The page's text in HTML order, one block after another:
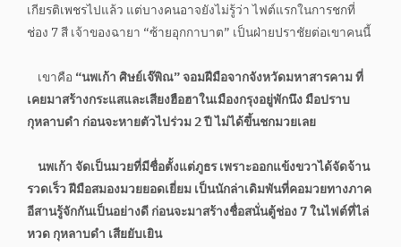
เกียรติเพชรไปแล้ว แต่บางคนอาจยังไม่รู้ว่า ไฟต์แรกในการชกที่
ช่อง 7 สี เจ้าของฉายา “ซ้ายอุกกาบาต” เป็นฝ่ายปราชัยต่อเขาคนนี้
เขาคือ “นพเก้า ศิษย์เจ๊พิณ” จอมฝีมือจากจังหวัดมหาสารคาม ที่
เคยมาสร้างกระแสและเสียงฮือฮาในเมืองกรุงอยู่พักนึง มือปราบ
กุหลาบดำ ก่อนจะหายตัวไปร่วม 2 ปี ไม่ได้ขึ้นชกมวยเลย
นพเก้า จัดเป็นมวยที่มีชื่อตั้งแต่ภูธร เพราะออกแข้งขวาได้จัดจ้าน
รวดเร็ว ฝีมือสมองมวยยอดเยี่ยม เป็นนักล่าเดิมพันที่คอมวยทางภาค
อีสานรู้จักกันเป็นอย่างดี ก่อนจะมาสร้างชื่อสนั่นตู้ช่อง 7 ในไฟต์ที่ไล่
หวด กุหลาบดำ เสียยับเยิน